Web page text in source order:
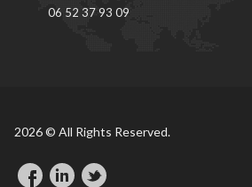
06 52 37 93 09
2026 © All Rights Reserved.